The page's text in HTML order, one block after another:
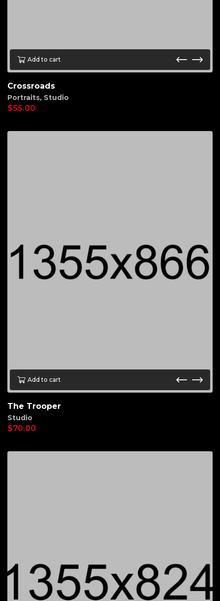
Add to cart
Crossroads
Portraits, Studio
$55.00
Add to cart
The Trooper
Studio
$70.00